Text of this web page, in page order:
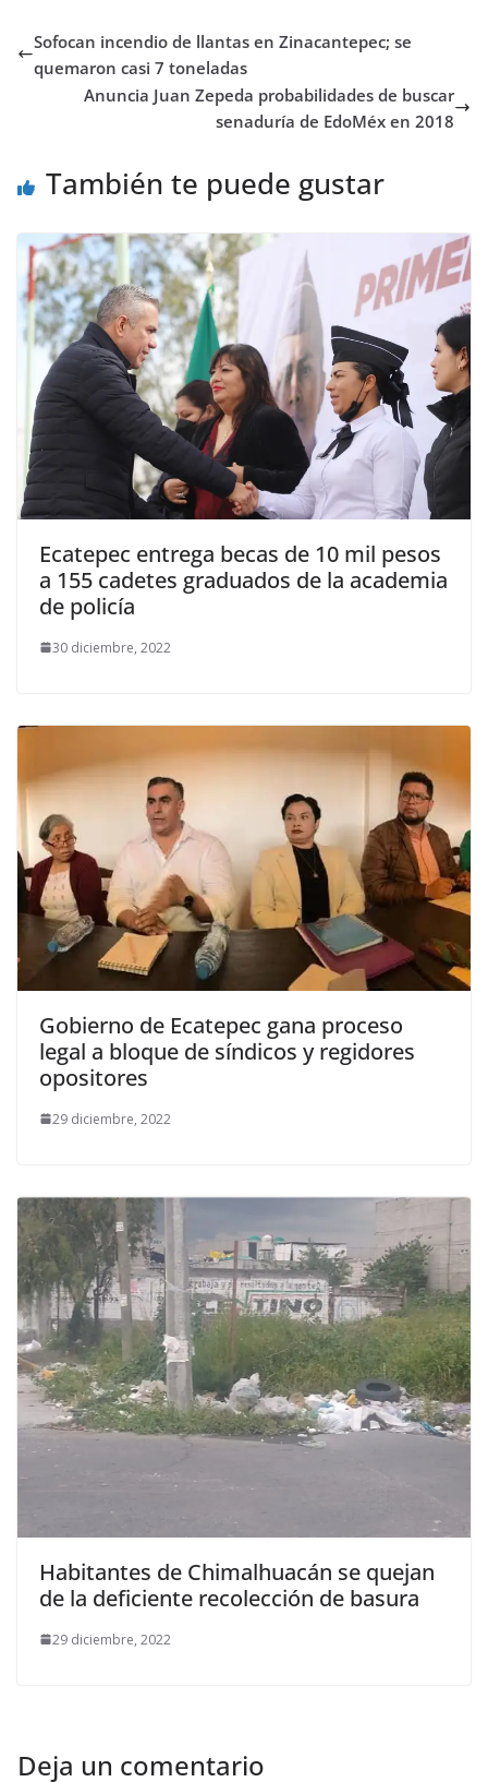
Sofocan incendio de llantas en Zinacantepec; se
quemaron casi 7 toneladas
Anuncia Juan Zepeda probabilidades de buscar
senaduría de EdoMéx en 2018
También te puede gustar
Ecatepec entrega becas de 10 mil pesos
a 155 cadetes graduados de la academia
de policía
30 diciembre, 2022
Gobierno de Ecatepec gana proceso
legal a bloque de síndicos y regidores
opositores
29 diciembre, 2022
Habitantes de Chimalhuacán se quejan
de la deficiente recolección de basura
29 diciembre, 2022
Deja un comentario